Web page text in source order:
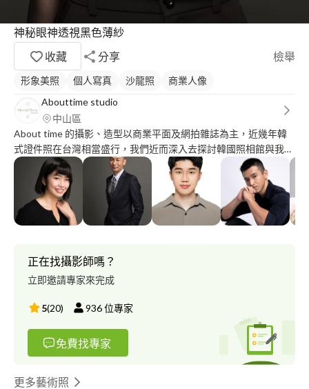
神秘眼神透視黑色薄紗
收藏
分享 檢舉
形象美照 個人寫真 沙龍照
商業人像
Abouttime studio
中山區
About time 的攝影、造型以商業平面及網拍雜誌為主，近幾年韓
式證件照在台灣相當盛行，我們近而深入去探討韓國照相館與我們
的差異，結論是，在台灣，高水準技術只運用在商攝及雜誌上，我
們便開始規劃韓式證件照的服務。 經過一段時間的努力，我們的
攝影師與造型師不斷推陳出新、改良棚燈光線與妝感，使成品能夠
呈現出最自然無瑕的色澤。 終於在今年推出「韓式證件照」的服
務，希望讓客人能夠得到最專業彩妝設計及商業等級的拍攝。 由
打造最完美的自我品牌，和老派證件照說Bye！即刻預約搶購。 我
們提供的服務有 韓式證件照 職業形象照 求職照 空服員應徵照 網紅
業配 網拍攝影 商品攝影
正在找攝影師嗎？
立即邀請專家來完成
5(20) 936位專家
免費找專家
更多藝術照